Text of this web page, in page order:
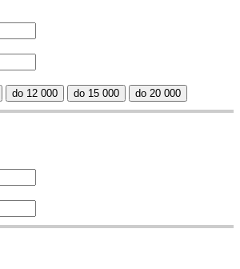
do 12 000 do 15 000 do 20 000